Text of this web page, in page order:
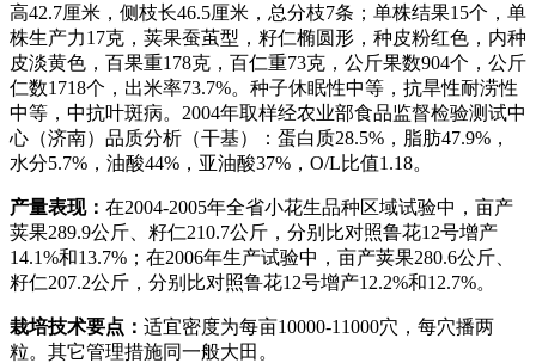
高42.7厘米，侧枝长46.5厘米，总分枝7条；单株结果15个，单
株生产力17克，荚果蚕茧型，籽仁椭圆形，种皮粉红色，内种
皮淡黄色，百果重178克，百仁重73克，公斤果数904个，公斤
仁数1718个，出米率73.7%。种子休眠性中等，抗旱性耐涝性
中等，中抗叶斑病。2004年取样经农业部食品监督检验测试中
心（济南）品质分析（干基）：蛋白质28.5%，脂肪47.9%，
水分5.7%，油酸44%，亚油酸37%，O/L比值1.18。
产量表现： 在2004-2005年全省小花生品种区域试验中，亩产
荚果289.9公斤、籽仁210.7公斤，分别比对照鲁花12号增产
14.1%和13.7%；在2006年生产试验中，亩产荚果280.6公斤、
籽仁207.2公斤，分别比对照鲁花12号增产12.2%和12.7%。
栽培技术要点： 适宜密度为每亩10000-11000穴，每穴播两
粒。其它管理措施同一般大田。